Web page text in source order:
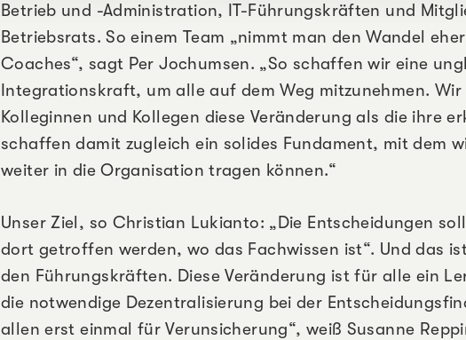
Betrieb und -Administration, IT-Führungskräften und
Betriebsrats. So einem Team „nimmt man den Wandel
Coaches“, sagt Per Jochumsen. „So schaffen wir eine
Integrationskraft, um alle auf dem Weg mitzunehmen.
Kolleginnen und Kollegen diese Veränderung als die ihre
schaffen damit zugleich ein solides Fundament, mit dem
weiter in die Organisation tragen können.“
Unser Ziel, so Christian Lukianto: „Die Entscheidungen
dort getroffen werden, wo das Fachwissen ist“. Und das
den Führungskräften. Diese Veränderung ist für alle ein
die notwendige Dezentralisierung bei der
allen erst einmal für Verunsicherung“, weiß Susanne